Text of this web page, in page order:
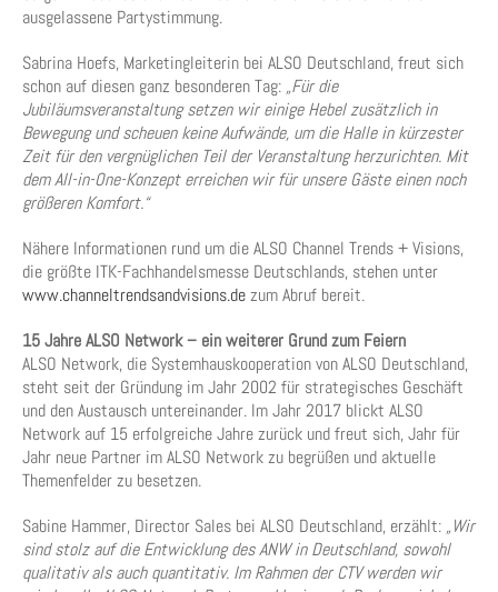
ausgelassene Partystimmung.
Sabrina Hoefs, Marketingleiterin bei ALSO Deutschland, freut sich
schon auf diesen ganz besonderen Tag: „Für die
Jubiläumsveranstaltung setzen wir einige Hebel zusätzlich in
Bewegung und scheuen keine Aufwände, um die Halle in kürzester
Zeit für den vergnüglichen Teil der Veranstaltung herzurichten. Mit
dem All-in-One-Konzept erreichen wir für unsere Gäste einen noch
größeren Komfort.“
Nähere Informationen rund um die ALSO Channel Trends + Visions,
die größte ITK-Fachhandelsmesse Deutschlands, stehen unter
www.channeltrendsandvisions.dezum Abruf bereit.
15 Jahre ALSO Network – ein weiterer Grund zum Feiern
ALSO Network, die Systemhauskooperation von ALSO Deutschland,
steht seit der Gründung im Jahr 2002 für strategisches Geschäft
und den Austausch untereinander. Im Jahr 2017 blickt ALSO
Network auf 15 erfolgreiche Jahre zurück und freut sich, Jahr für
Jahr neue Partner im ALSO Network zu begrüßen und aktuelle
Themenfelder zu besetzen.
Sabine Hammer, Director Sales bei ALSO Deutschland, erzählt: „Wir
sind stolz auf die Entwicklung des ANW in Deutschland, sowohl
qualitativ als auch quantitativ. Im Rahmen der CTV werden wir